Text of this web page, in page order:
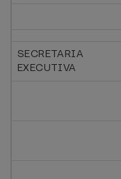
SECRETARIA
EXECUTIVA